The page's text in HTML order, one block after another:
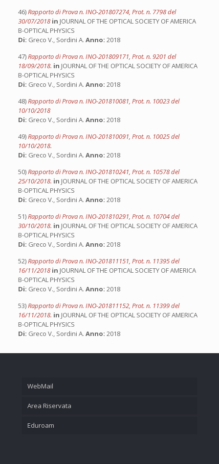
46)Rapporto di Prova n. INO-201807274, Prot. n. 7798 del
30/07/2018 in JOURNAL OF THE OPTICAL SOCIETY OF AMERICA
B-OPTICAL PHYSICS
Di: Greco V., Sordini A. Anno: 2018
47)Rapporto di Prova n. INO-201809171, Prot. n. 9201 del
18/09/2018. in JOURNAL OF THE OPTICAL SOCIETY OF AMERICA
B-OPTICAL PHYSICS
Di: Greco V., Sordini A. Anno: 2018
48)Rapporto di Prova n. INO-201810081, Prot. n. 10023 del
10/10/2018
Di: Greco V., Sordini A. Anno: 2018
49)Rapporto di Prova n. INO-201810091, Prot. n. 10025 del
10/10/2018.
Di: Greco V., Sordini A. Anno: 2018
50)Rapporto di Prova n. INO-201810241, Prot. n. 10578 del
25/10/2018. in JOURNAL OF THE OPTICAL SOCIETY OF AMERICA
B-OPTICAL PHYSICS
Di: Greco V., Sordini A. Anno: 2018
51)Rapporto di Prova n. INO-201810291, Prot. n. 10704 del
30/10/2018. in JOURNAL OF THE OPTICAL SOCIETY OF AMERICA
B-OPTICAL PHYSICS
Di: Greco V., Sordini A. Anno: 2018
52)Rapporto di Prova n. INO-201811151, Prot. n. 11395 del
16/11/2018 in JOURNAL OF THE OPTICAL SOCIETY OF AMERICA
B-OPTICAL PHYSICS
Di: Greco V., Sordini A. Anno: 2018
53)Rapporto di Prova n. INO-201811152, Prot. n. 11399 del
16/11/2018. in JOURNAL OF THE OPTICAL SOCIETY OF AMERICA
B-OPTICAL PHYSICS
Di: Greco V., Sordini A. Anno: 2018
WebMail
Area Riservata
Eduroam